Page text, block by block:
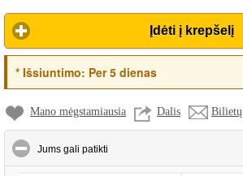
Įdėti į krepšelį
*Išsiuntimo: Per 5 dienas
Mano mėgstamiausia Dalis Bilietų
Jums gali patikti